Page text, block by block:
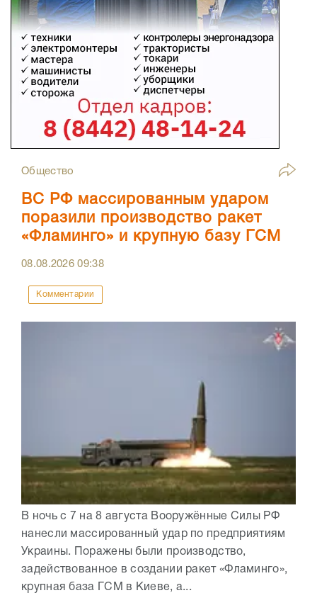
Общество
ВС РФ массированным ударом
поразили производство ракет
«Фламинго» и крупную базу ГСМ
08.08.202609:38
Комментарии
В ночь с 7 на 8 августа Вооружённые Силы РФ
нанесли массированный удар по предприятиям
Украины. Поражены были производство,
задействованное в создании ракет «Фламинго»,
крупная база ГСМ в Киеве, а...